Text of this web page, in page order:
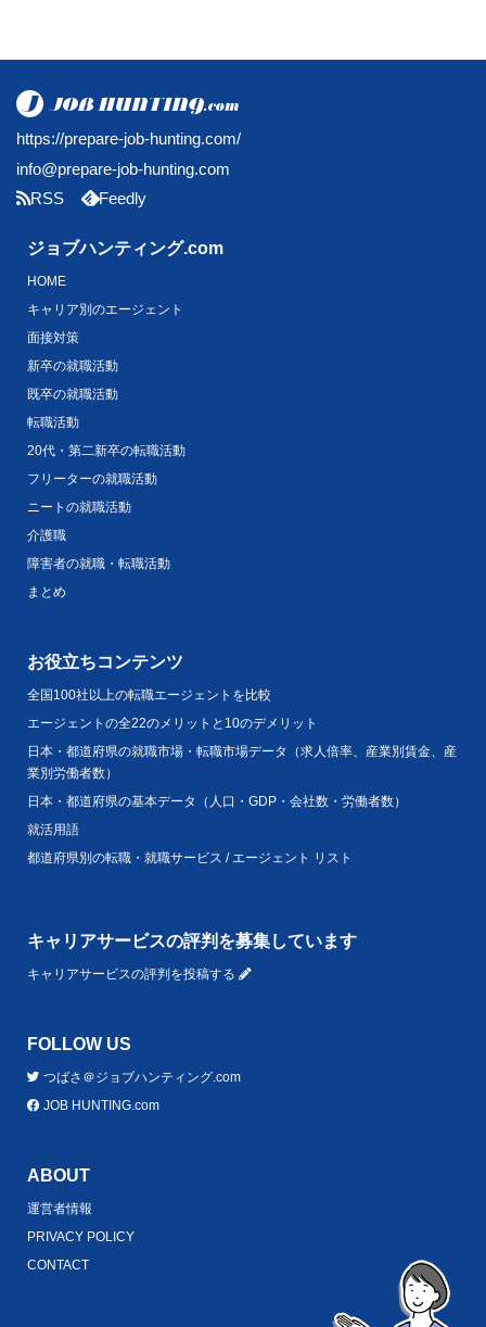
https://prepare-job-hunting.com/
info@prepare-job-hunting.com
RSS
Feedly
ジョブハンティング.com
HOME
キャリア別のエージェント
面接対策
新卒の就職活動
既卒の就職活動
転職活動
20代・第二新卒の転職活動
フリーターの就職活動
ニートの就職活動
介護職
障害者の就職・転職活動
まとめ
お役立ちコンテンツ
全国100社以上の転職エージェントを比較
エージェントの全22のメリットと10のデメリット
日本・都道府県の就職市場・転職市場データ（求人倍率、産業別賃金、産
業別労働者数）
日本・都道府県の基本データ（人口・GDP・会社数・労働者数）
就活用語
都道府県別の転職・就職サービス / エージェント リスト
キャリアサービスの評判を募集しています
キャリアサービスの評判を投稿する
FOLLOW US
つばさ＠ジョブハンティング.com
JOB HUNTING.com
ABOUT
運営者情報
PRIVACY POLICY
CONTACT